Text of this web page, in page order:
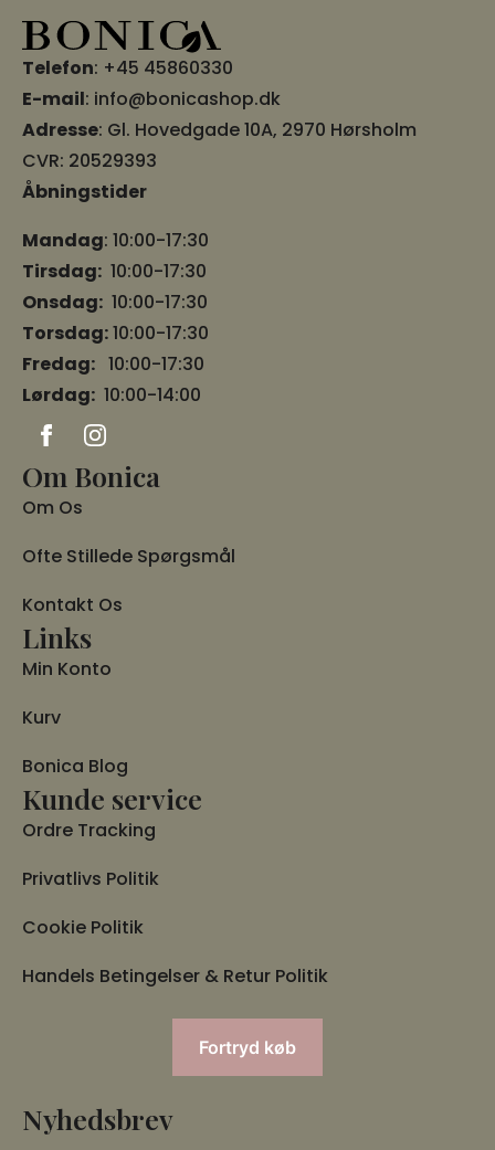
Telefon: +45 45860330
E-mail: info@bonicashop.dk
Adresse: Gl. Hovedgade 10A, 2970 Hørsholm
CVR: 20529393
Åbningstider
Mandag: 10:00-17:30
Tirsdag: 10:00-17:30
Onsdag: 10:00-17:30
Torsdag:10:00-17:30
Fredag: 10:00-17:30
Lørdag: 10:00-14:00
Om Bonica
Om Os
Ofte Stillede Spørgsmål
Kontakt Os
Links
Min Konto
Kurv
Bonica Blog
Kunde service
Ordre Tracking
Privatlivs Politik
Cookie Politik
Handels Betingelser & Retur Politik
Nyhedsbrev